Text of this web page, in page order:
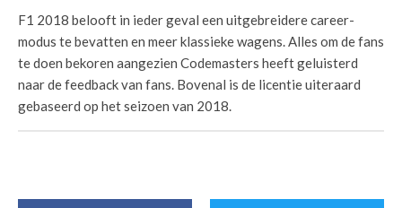
F1 2018 belooft in ieder geval een uitgebreidere career-
modus te bevatten en meer klassieke wagens. Alles om de fans
te doen bekoren aangezien Codemasters heeft geluisterd
naar de feedback van fans. Bovenal is de licentie uiteraard
gebaseerd op het seizoen van 2018.